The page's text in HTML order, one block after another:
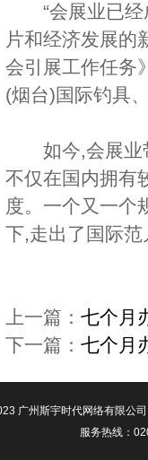
“会展业已经
片和经济发展的
会引展工作任务
(烟台)国际钓具
如今,会展业带
不仅在国内拥有
度。一个又一个
下,走出了国际范
上一篇： 七个月
下一篇： 七个月
广​州斯宇时代网络有限公
服务热线：